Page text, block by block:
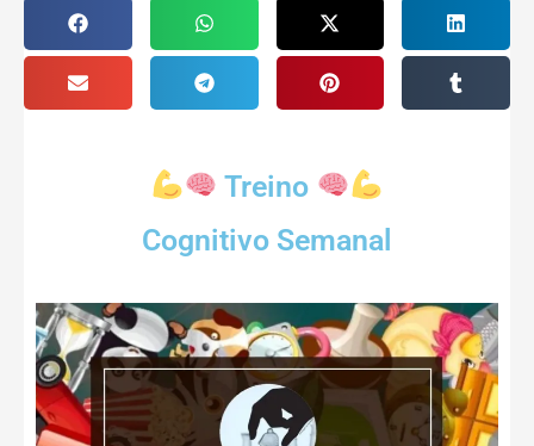
Treino
Cognitivo Semanal